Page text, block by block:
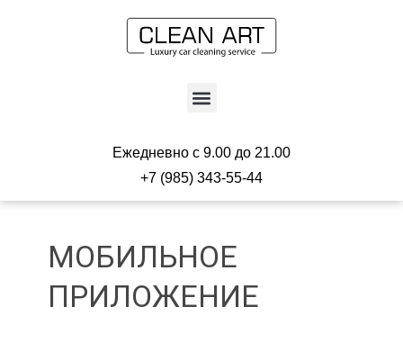
Menu
Ежедневно с 9.00 до 21.00
+7 (985) 343-55-44
МОБИЛЬНОЕ
ПРИЛОЖЕНИЕ